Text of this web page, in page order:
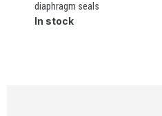
diaphragm seals
In stock